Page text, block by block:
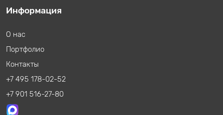
Информация
О нас
Портфолио
Контакты
+7 495 178-02-52
+7 901 516-27-80